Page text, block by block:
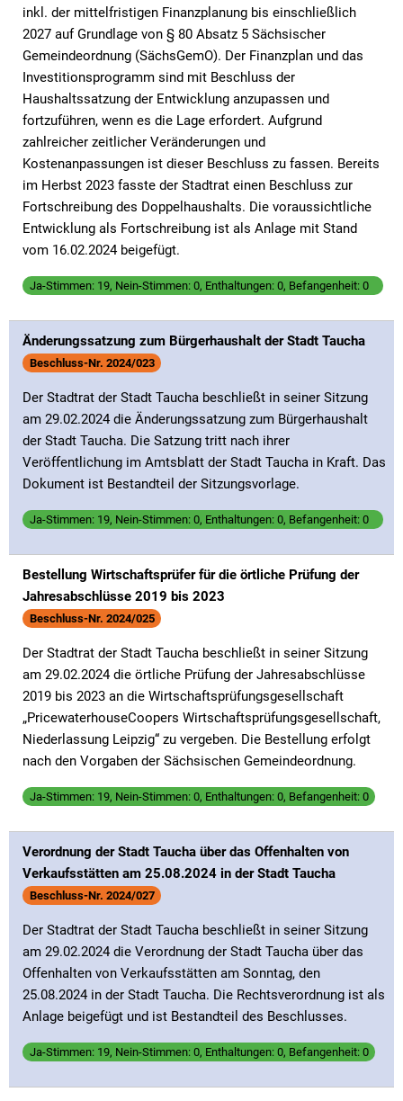
inkl. der mittelfristigen Finanzplanung bis einschließlich
2027 auf Grundlage von § 80 Absatz 5 Sächsischer
Gemeindeordnung (SächsGemO). Der Finanzplan und das
Investitionsprogramm sind mit Beschluss der
Haushaltssatzung der Entwicklung anzupassen und
fortzuführen, wenn es die Lage erfordert. Aufgrund
zahlreicher zeitlicher Veränderungen und
Kostenanpassungen ist dieser Beschluss zu fassen. Bereits
im Herbst 2023 fasste der Stadtrat einen Beschluss zur
Fortschreibung des Doppelhaushalts. Die voraussichtliche
Entwicklung als Fortschreibung ist als Anlage mit Stand
vom 16.02.2024 beigefügt.
Ja-Stimmen: 19, Nein-Stimmen: 0, Enthaltungen: 0, Befangenheit: 0
Änderungssatzung zum Bürgerhaushalt der Stadt Taucha
Beschluss-Nr. 2024/023
Der Stadtrat der Stadt Taucha beschließt in seiner Sitzung
am 29.02.2024 die Änderungssatzung zum Bürgerhaushalt
der Stadt Taucha. Die Satzung tritt nach ihrer
Veröffentlichung im Amtsblatt der Stadt Taucha in Kraft. Das
Dokument ist Bestandteil der Sitzungsvorlage.
Ja-Stimmen: 19, Nein-Stimmen: 0, Enthaltungen: 0, Befangenheit: 0
Bestellung Wirtschaftsprüfer für die örtliche Prüfung der
Jahresabschlüsse 2019 bis 2023
Beschluss-Nr. 2024/025
Der Stadtrat der Stadt Taucha beschließt in seiner Sitzung
am 29.02.2024 die örtliche Prüfung der Jahresabschlüsse
2019 bis 2023 an die Wirtschaftsprüfungsgesellschaft
„PricewaterhouseCoopers Wirtschaftsprüfungsgesellschaft,
Niederlassung Leipzig“ zu vergeben. Die Bestellung erfolgt
nach den Vorgaben der Sächsischen Gemeindeordnung.
Ja-Stimmen: 19, Nein-Stimmen: 0, Enthaltungen: 0, Befangenheit: 0
Verordnung der Stadt Taucha über das Offenhalten von
Verkaufsstätten am 25.08.2024 in der Stadt Taucha
Beschluss-Nr. 2024/027
Der Stadtrat der Stadt Taucha beschließt in seiner Sitzung
am 29.02.2024 die Verordnung der Stadt Taucha über das
Offenhalten von Verkaufsstätten am Sonntag, den
25.08.2024 in der Stadt Taucha. Die Rechtsverordnung ist als
Anlage beigefügt und ist Bestandteil des Beschlusses.
Ja-Stimmen: 19, Nein-Stimmen: 0, Enthaltungen: 0, Befangenheit: 0